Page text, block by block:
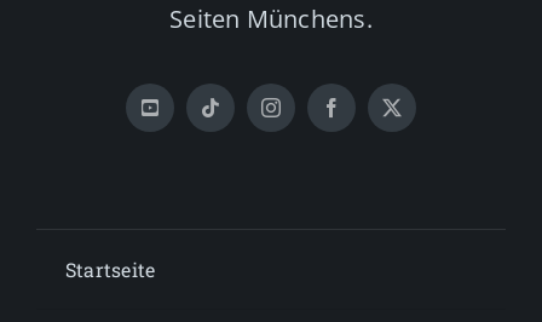
Seiten Münchens.
Startseite